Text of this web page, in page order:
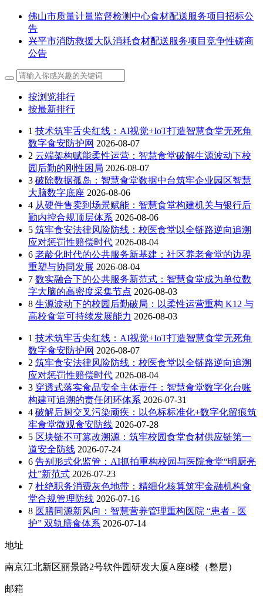
佛山市质量计量监督检测中心食材配送服务项目招标公
告
兴平市消防救援大队消耗食材配送服务项目竞争性磋商
公告
按浏览排行
按最新排行
1 技术筑牢舌尖红线：AI视觉+IoT打造智慧食堂无死角
数字食安防护网 2026-08-07
2 云端架构赋能柔性运营：智慧食堂破解生源波动下校
园后勤的刚性困局 2026-08-07
3 破除数据孤岛：智慧食堂数据中台筑牢企业园区智慧
大脑数字底座 2026-08-06
4 从硬件售卖到场景赋能：智慧食堂构建机关与银行后
勤内控合规顶层体系 2026-08-06
5 筑牢食安法律风险防线：校医食堂以全链路逆向追溯
应对惩罚性赔偿时代 2026-08-04
6 老龄化时代的公共服务新基建：社区养老食堂的边界
重塑与协同发展 2026-08-04
7 数实融合下的公共服务新范式：智慧食堂成为单位数
字大脑的高密度采集节点 2026-08-03
8 生源波动下的校园后勤破局：以柔性运营重构 K12 与
高校食堂可持续发展能力 2026-08-03
1 技术筑牢舌尖红线：AI视觉+IoT打造智慧食堂无死角
数字食安防护网 2026-08-07
2 筑牢食安法律风险防线：校医食堂以全链路逆向追溯
应对惩罚性赔偿时代 2026-08-04
3 穿透式落实食品安全主体责任：智慧食堂数字化台账
构建可追溯的责任闭环体系 2026-07-31
4 破解后厨交叉污染顽疾：以色标标准化+数字化留痕筑
牢食堂微观食安防线 2026-07-28
5 区块链不可篡改溯源：筑牢校园食堂食材供应链第一
道安全防线 2026-07-24
6 告别形式化监管：AI抓拍重构校园与医院食堂“明厨亮
灶”新范式 2026-07-23
7 杜绝职务消费灰色地带：精细化核算筑牢金融机构食
堂合规管理防线 2026-07-16
8 医膳同源新风向：智慧营养管理重构医院 “患者 - 医
护” 双轨膳食体系 2026-07-14
地址
南京江北新区丽景路2号软件园研发大厦A座8楼（整层）
邮箱